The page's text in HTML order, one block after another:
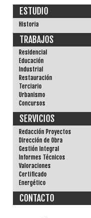
ESTUDIO
Historia
TRABAJOS
Residencial
Educación
Industrial
Restauración
Terciario
Urbanismo
Concursos
SERVICIOS
Redacción Proyectos
Dirección de Obra
Gestión Integral
Informes Técnicos
Valoraciones
Certificado
Energético
CONTACTO